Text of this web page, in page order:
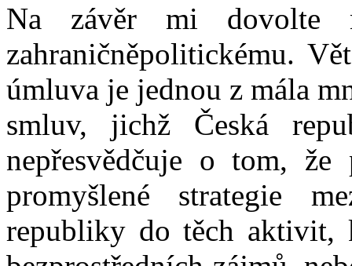
Na závěr mi dovolte
zahraničněpolitickému.
úmluva je jednou z mála
smluv, jichž Česká
nepřesvědčuje o tom, že
promyšlené strategie
republiky do těch